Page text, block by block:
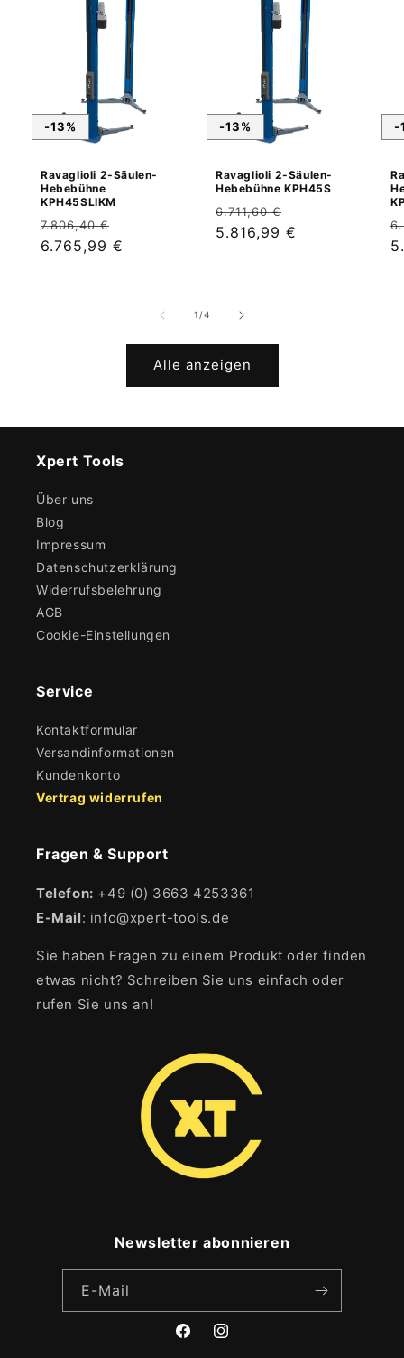
-13%
Ravaglioli 2-Säulen-
Hebebühne
KPH45SLIKM
Normaler
Preis
7.806,40 €
Verkaufspreis
6.765,99 €
-13%
Ravaglioli 2-Säulen-
Hebebühne KPH45S
Normaler
Preis
6.711,60 €
Verkaufspreis
5.816,99 €
-
1/von
4
Alle anzeigen
Xpert Tools
Über uns
Blog
Impressum
Datenschutzerklärung
Widerrufsbelehrung
AGB
Cookie-Einstellungen
Service
Kontaktformular
Versandinformationen
Kundenkonto
Vertrag widerrufen
Fragen & Support
Telefon: +49 (0) 3663 4253361
E-Mail: info@xpert-tools.de
Sie haben Fragen zu einem Produkt oder finden
etwas nicht? Schreiben Sie uns einfach oder
rufen Sie uns an!
Newsletter abonnieren
E-Mail
FacebookInstagram